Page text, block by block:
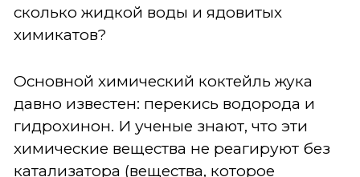
сколько жидкой воды и ядовитых
химикатов?
Основной химический коктейль жука
давно известен: перекись водорода и
гидрохинон. И ученые знают, что эти
химические вещества не реагируют без
катализатора (вещества, которое